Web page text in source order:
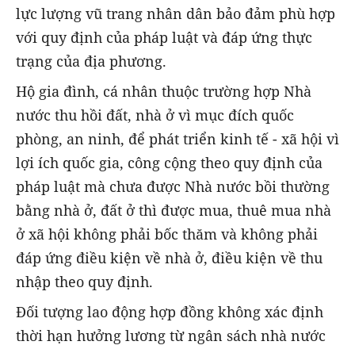
lực lượng vũ trang nhân dân bảo đảm phù hợp
với quy định của pháp luật và đáp ứng thực
trạng của địa phương.
Hộ gia đình, cá nhân thuộc trường hợp Nhà
nước thu hồi đất, nhà ở vì mục đích quốc
phòng, an ninh, để phát triển kinh tế - xã hội vì
lợi ích quốc gia, công cộng theo quy định của
pháp luật mà chưa được Nhà nước bồi thường
bằng nhà ở, đất ở thì được mua, thuê mua nhà
ở xã hội không phải bốc thăm và không phải
đáp ứng điều kiện về nhà ở, điều kiện về thu
nhập theo quy định.
Đối tượng lao động hợp đồng không xác định
thời hạn hưởng lương từ ngân sách nhà nước